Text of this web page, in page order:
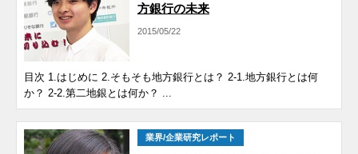
方銀行の未来
2015/05/22
目次 1.はじめに 2.そもそも地方銀行とは？ 2-1.地方銀行とは何
か？ 2-2.第二地銀とは何か？ ...
業界/企業研究レポート